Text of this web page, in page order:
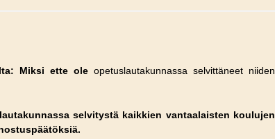
Miksi ette ole opetuslautakunnassa selvittäneet niiden
selvitystä kaikkien vantaalaisten koulujen